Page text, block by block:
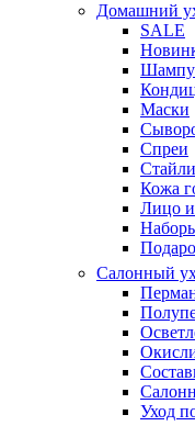
Домашний
SALE
Маски
Спреи
Кожа
Лицо и
Салонный
Уход